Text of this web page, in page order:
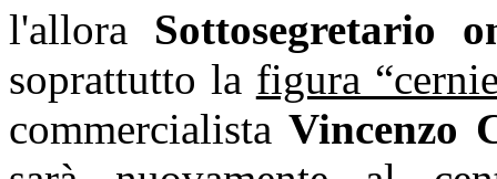
l'allora Sottosegretario
soprattutto la figura
commercialistaVincenzo